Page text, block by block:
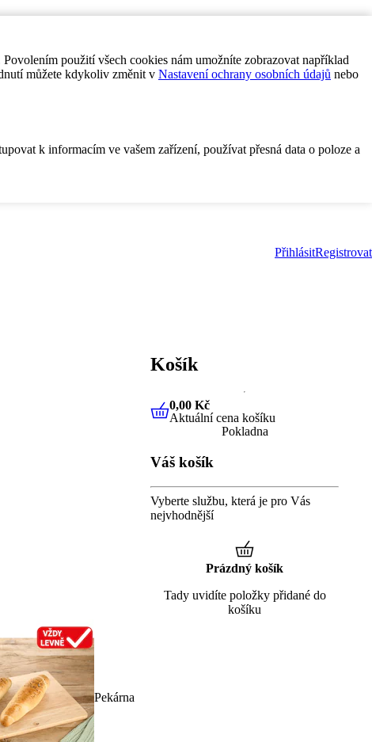
použití všech cookies nám umožníte zobrazovat například
můžete kdykoliv změnit v Nastavení ochrany osobních údajů nebo
k informacím ve vašem zařízení, používat přesná data o poloze a
PřihlásitRegistrovat
Pekárna
Košík
0,00 KčAktuální cena košíku
0,00 Kč
Aktuální cena košíku
Pokladna
Váš košík
Vyberte službu, která je pro Vás
nejvhodnější
Prázdný košík
Tady uvidíte položky přidané do
košíku